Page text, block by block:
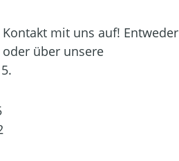
mit uns auf! Entweder
über unsere